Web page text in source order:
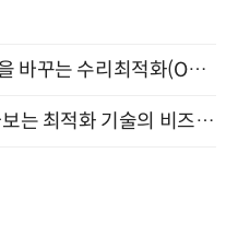
[올쇼TV] AI 시대의 의사결정을 바꾸는 수리최적화(Optimization) 소개 (8/20 생방송)
[올쇼TV] Gurobi와 함께 알아보는 최적화 기술의 비즈니스 활용 (8월 20일 생방송)